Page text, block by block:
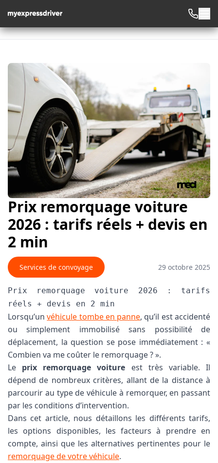
Prix remorquage voiture
2026 : tarifs réels + devis en
2 min
Services de convoyage 29 octobre 2025
Prix remorquage voiture 2026 : tarifs
réels + devis en 2 min
Lorsqu’unvéhicule tombe en panne, qu’il est accidenté
ou simplement immobilisé sans possibilité de
déplacement, la question se pose immédiatement : «
Combien va me coûter le remorquage ? ».
Le prix remorquage voiture est très variable. Il
dépend de nombreux critères, allant de la distance à
parcourir au type de véhicule à remorquer, en passant
par les conditions d’intervention.
Dans cet article, nous détaillons les différents tarifs,
les options disponibles, les facteurs à prendre en
compte, ainsi que les alternatives pertinentes pour le
remorquage de votre véhicule.